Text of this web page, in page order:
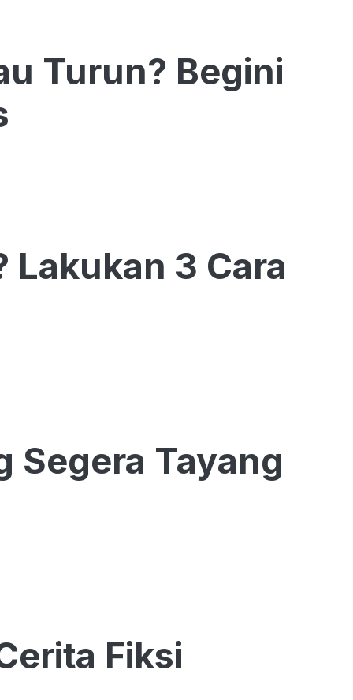
Turun? Begini
3 Cara
Segera Tayang
Fiksi